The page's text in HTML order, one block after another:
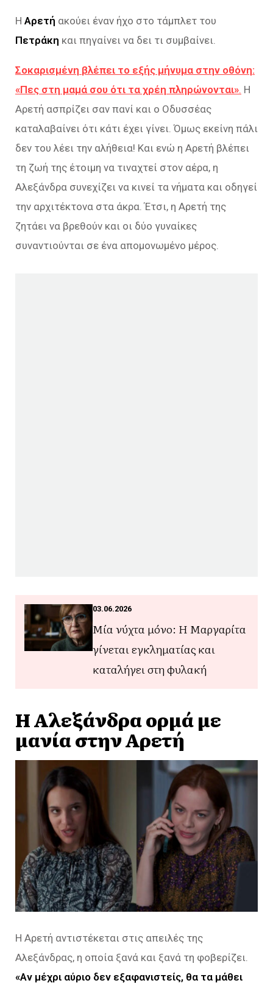
Η Αρετή ακούει έναν ήχο στο τάμπλετ του
Πετράκη και πηγαίνει να δει τι συμβαίνει.
Σοκαρισμένη βλέπει το εξής μήνυμα στην οθόνη:
«Πες στη μαμά σου ότι τα χρέη πληρώνονται». Η
Αρετή ασπρίζει σαν πανί και ο Οδυσσέας
καταλαβαίνει ότι κάτι έχει γίνει. Όμως εκείνη πάλι
δεν του λέει την αλήθεια! Και ενώ η Αρετή βλέπει
τη ζωή της έτοιμη να τιναχτεί στον αέρα, η
Αλεξάνδρα συνεχίζει να κινεί τα νήματα και οδηγεί
την αρχιτέκτονα στα άκρα. Έτσι, η Αρετή της
ζητάει να βρεθούν και οι δύο γυναίκες
συναντιούνται σε ένα απομονωμένο μέρος.
03.06.2026
Μία νύχτα μόνο: Η Μαργαρίτα
γίνεται εγκληματίας και
καταλήγει στη φυλακή
Η Αλεξάνδρα ορμά με
μανία στην Αρετή
Η Αρετή αντιστέκεται στις απειλές της
Αλεξάνδρας, η οποία ξανά και ξανά τη φοβερίζει.
«Αν μέχρι αύριο δεν εξαφανιστείς, θα τα μάθει